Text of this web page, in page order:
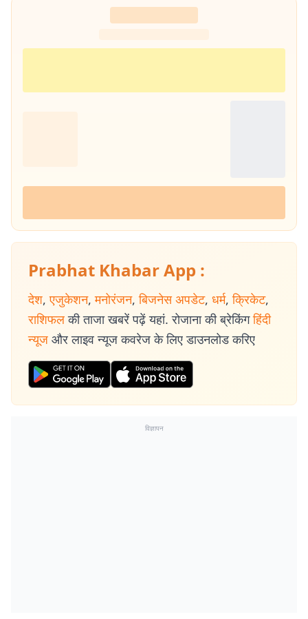
Prabhat Khabar App :
देश, एजुकेशन, मनोरंजन, बिजनेस अपडेट, धर्म, क्रिकेट,
राशिफल की ताजा खबरें पढ़ें यहां. रोजाना की ब्रेकिंग हिंदी
न्यूज और लाइव न्यूज कवरेज के लिए डाउनलोड करिए
विज्ञापन